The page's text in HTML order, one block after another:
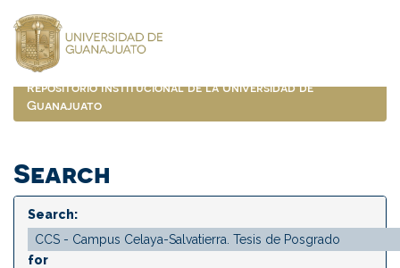
navigation
Repositorio Institucional de la Universidad de
Guanajuato
Search
Search:
for